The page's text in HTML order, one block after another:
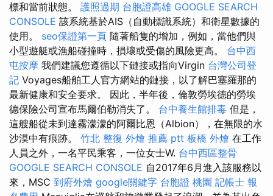
標和當前狀態。 護照過期 台胞證高雄 GOOGLE SEARCH
CONSOLE 該系統基於AIS（自動標識系統）和衛星數據的
使用。 seo保證第一頁 隨著船隻的增加，例如，當他們與
小型遊艇或漁船碰撞時，損壞或受傷的風險更高。 台中西
屯按摩 我們建議您遵循以下鏈接或指向Virgin 台灣公司登
記 Voyages船舶工人官方網站的鏈接，以了解巴塞羅那的
最新健康和安全要求。 因此，半年後，倫敦勞埃德的勞埃
德保險公司宣布馬爾伯勒消失了。 台中養生館排毒 但是，
這艘船從未到達霧濛濛的阿爾比恩（Albion），在無限的水
沙漠中有痕跡。 竹北 整復 外燴 推薦 ptt 板橋 外燴 在工作
人員之外，一名平民乘客，一位女士W. 台中西區整骨
GOOGLE SEARCH CONSOLE 自2017年6月進入該服務以
來，MSC 到府外燴 google關鍵字 台胞證 桃園 記帳士 報